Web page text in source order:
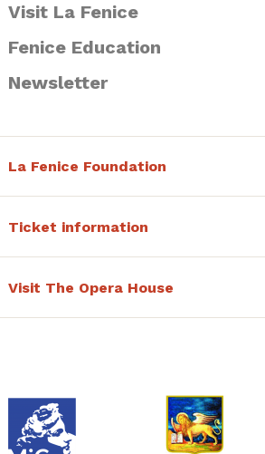
Visit La Fenice
Fenice Education
Newsletter
La Fenice Foundation
Ticket information
Visit The Opera House